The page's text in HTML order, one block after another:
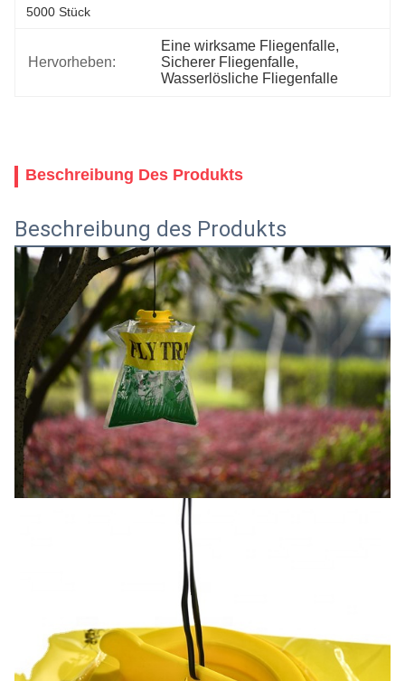
5000 Stück
Hervorheben:
Eine wirksame Fliegenfalle,
Sicherer Fliegenfalle,
Wasserlösliche Fliegenfalle
Beschreibung Des Produkts
Beschreibung des Produkts